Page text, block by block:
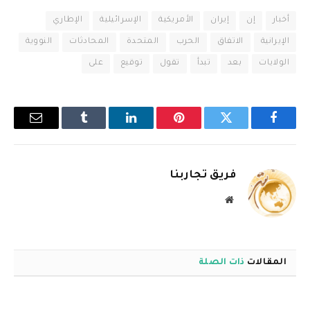
أخبار إن إيران الأمريكية الإسرائيلية الإطاري
الإيرانية الاتفاق الحرب المتحدة المحادثات النووية
الولايات بعد تبدأ تقول توقيع على
فيسبوك تويتر بينتيريستلينكدإن Tumblr
البريد
فريق تجاربنا
موقع
المقالات ذات الصلة